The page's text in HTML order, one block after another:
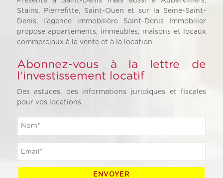
Stains, Pierrefitte, Saint-Ouen et sur la Seine-Saint-
Denis, l'agence immobilière Saint-Denis Immobilier
propose appartements, immeubles, maisons et locaux
commerciaux à la vente et à la location
Abonnez-vous à la lettre de
l'investissement locatif
Des astuces, des informations juridiques et fiscales
pour vos locations